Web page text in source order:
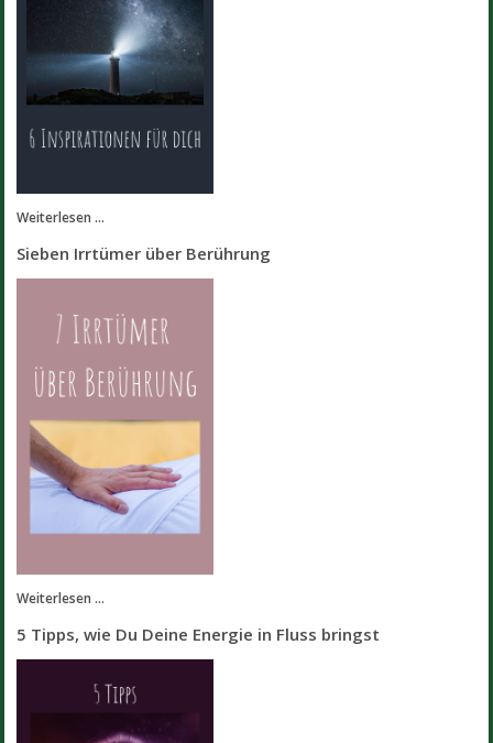
Weiterlesen ...
Sieben Irrtümer über Berührung
Weiterlesen ...
5 Tipps, wie Du Deine Energie in Fluss bringst